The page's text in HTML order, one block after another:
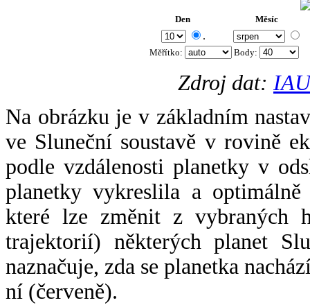
Den Měsíc
.
Měřítko: Body:
Zdroj dat:
Na obrázku je v základním
ve Sluneční soustavě v rovině
podle vzdálenosti planetky v
planetky vykreslila a
které lze změnit z vybraných
trajektorií) některých planet
naznačuje, zda se planetka
ní (červeně).